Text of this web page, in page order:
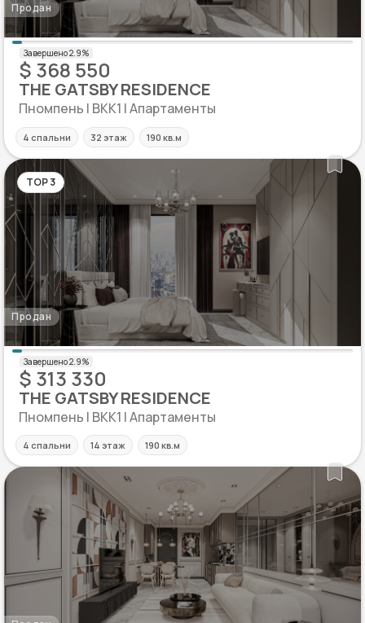
Продан
$ 368 550
THE GATSBY RESIDENCE
Пномпень | BKK1 | Апартаменты
4 спальни 32 этаж 190 кв.м
TOP 3
Продан
$ 313 330
THE GATSBY RESIDENCE
Пномпень | BKK1 | Апартаменты
4 спальни 14 этаж 190 кв.м